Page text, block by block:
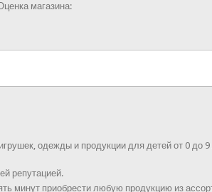
магазина:
одежды и продукции для детей от 0 до 9
репутацией.
минут приобрести любую продукцию из